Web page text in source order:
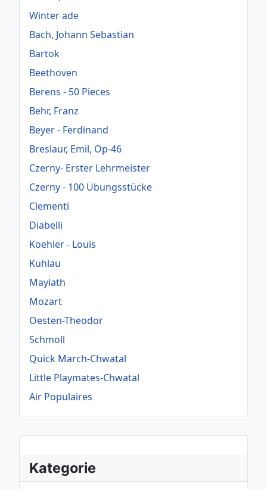
Kategorie
Winter ade
Bach, Johann Sebastian
Bartok
Beethoven
Berens - 50 Pieces
Behr, Franz
Beyer - Ferdinand
Breslaur, Emil, Op-46
Czerny- Erster Lehrmeister
Czerny - 100 Übungsstücke
Clementi
Diabelli
Koehler - Louis
Kuhlau
Maylath
Mozart
Oesten-Theodor
Schmoll
Quick March-Chwatal
Little Playmates-Chwatal
Air Populaires